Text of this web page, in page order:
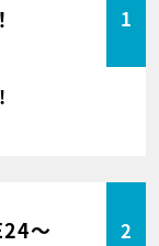
1
～ 2